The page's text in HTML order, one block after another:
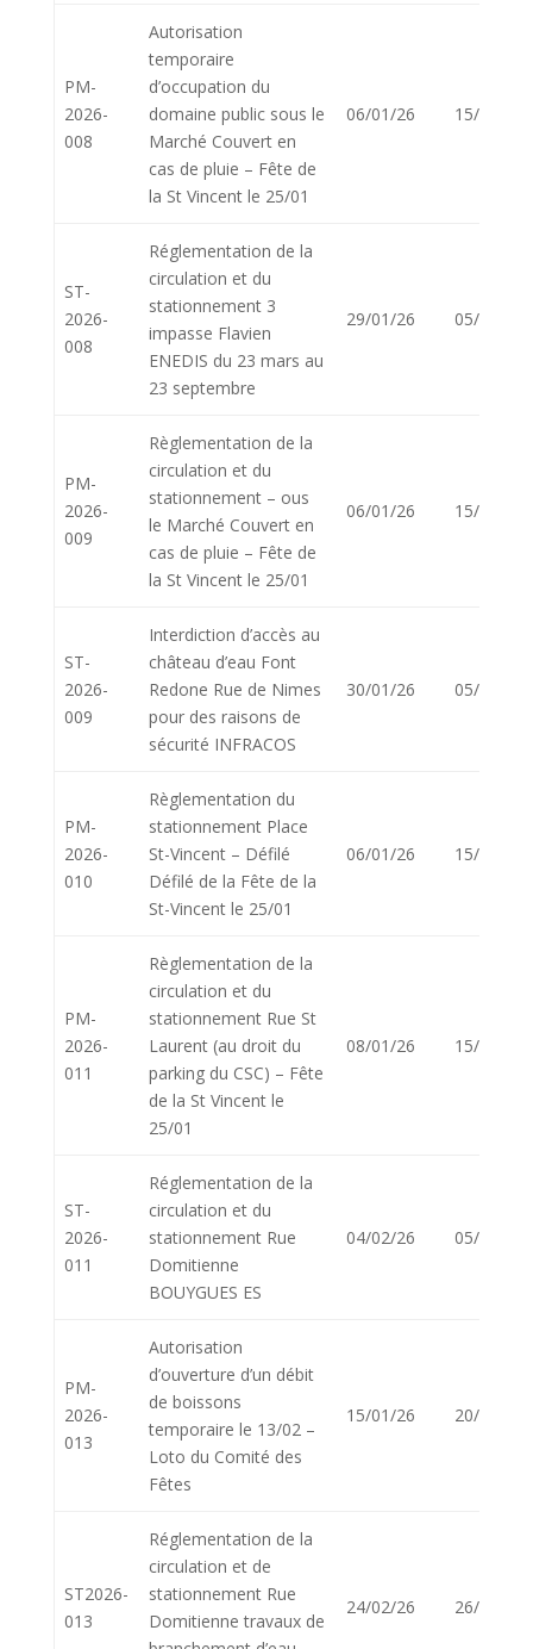
PM-
2026-
008
Autorisation
temporaire
d’occupation du
domaine public sous le
Marché Couvert en
cas de pluie – Fête de
la St Vincent le 25/01
06/01/26 15/01/26
ST-
2026-
008
Réglementation de la
circulation et du
stationnement 3
impasse Flavien
ENEDIS du 23 mars au
23 septembre
29/01/26 05/02/26
PM-
2026-
009
Règlementation de la
circulation et du
stationnement – ous
le Marché Couvert en
cas de pluie – Fête de
la St Vincent le 25/01
06/01/26 15/01/26
ST-
2026-
009
Interdiction d’accès au
château d’eau Font
Redone Rue de Nimes
pour des raisons de
sécurité INFRACOS
30/01/26 05/02/26
PM-
2026-
010
Règlementation du
stationnement Place
St-Vincent – Défilé
Défilé de la Fête de la
St-Vincent le 25/01
06/01/26 15/01/26
PM-
2026-
011
Règlementation de la
circulation et du
stationnement Rue St
Laurent (au droit du
parking du CSC) – Fête
de la St Vincent le
25/01
08/01/26 15/01/26
ST-
2026-
011
Réglementation de la
circulation et du
stationnement Rue
Domitienne
BOUYGUES ES
04/02/26 05/02/26
PM-
2026-
013
Autorisation
d’ouverture d’un débit
de boissons
temporaire le 13/02 –
Loto du Comité des
Fêtes
15/01/26 20/01/26
ST2026-
013
Réglementation de la
circulation et de
stationnement Rue
Domitienne travaux de
24/02/26 26/02/26